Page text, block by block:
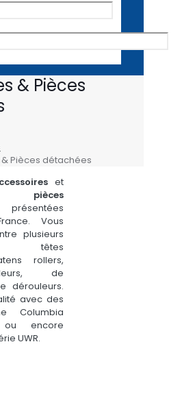
& Pièces
Pièces détachées
et
pièces
Vous
plusieurs
têtes
rollers,
de
dérouleurs.
avec des
Columbia
encore
UWR.